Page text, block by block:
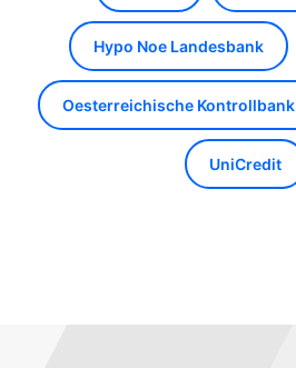
Hypo Noe Landesbank
Oesterreichische Kontrollbank
UniCredit